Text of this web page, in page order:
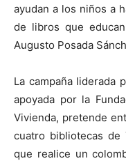
ayudan a los niños a
de libros que
Augusto Posada
La campaña liderada
apoyada por la
Vivienda, pretende
cuatro bibliotecas de
que realice un